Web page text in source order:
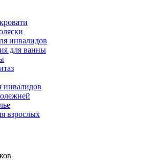
инвалидов
для ванны
инвалидов
взрослых